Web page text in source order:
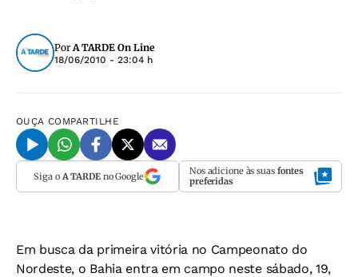
PorA TARDE On Line
18/06/2010 - 23:04 h
OUÇA COMPARTILHE
Siga o A TARDEno Google Nos adicione às suas fontes
preferidas
Em busca da primeira vitória no Campeonato do
Nordeste, o Bahia entra em campo neste sábado, 19,